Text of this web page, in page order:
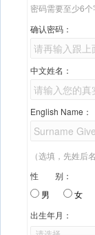
密码需要至少6
确认密码：
中文姓名：
English Name：
（选填，先姓后
性 别：
男
女
出生年月：